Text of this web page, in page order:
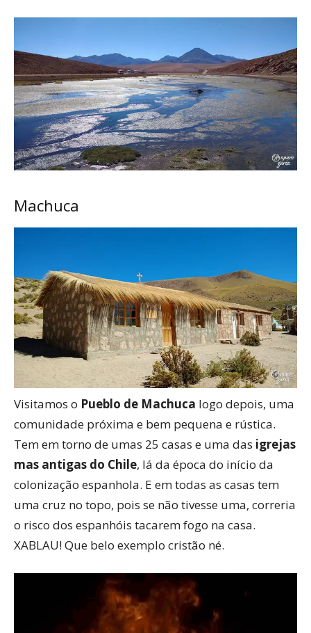
Machuca
Visitamos o Pueblo de Machuca logo depois, uma
comunidade próxima e bem pequena e rústica.
Tem em torno de umas 25 casas e uma das igrejas
mas antigas do Chile, lá da época do início da
colonização espanhola. E em todas as casas tem
uma cruz no topo, pois se não tivesse uma, correria
o risco dos espanhóis tacarem fogo na casa.
XABLAU! Que belo exemplo cristão né.